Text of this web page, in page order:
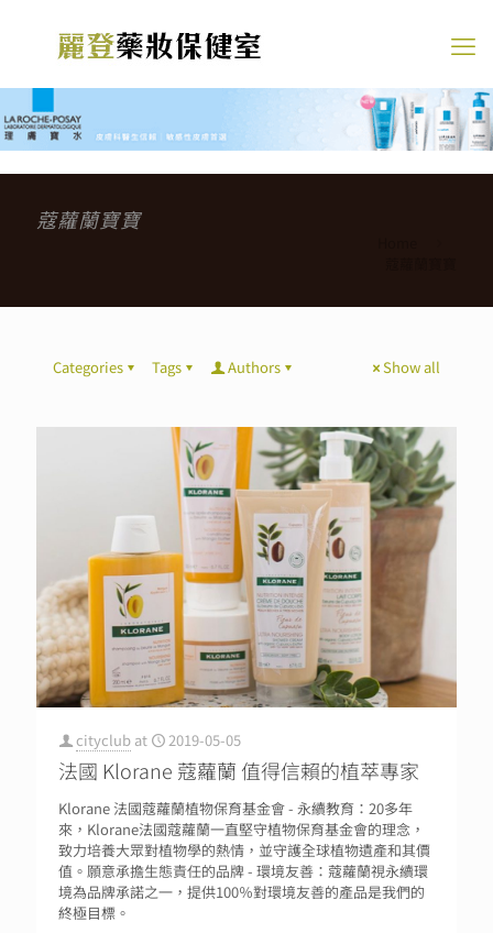
蔻蘿蘭寶寶
Categories Tags Authors Show all
cityclub at 2019-05-05
法國 Klorane 蔻蘿蘭 值得信賴的植萃專家
Klorane 法國蔻蘿蘭植物保育基金會 - 永續教育：20多年
來，Klorane法國蔻蘿蘭一直堅守植物保育基金會的理念，
致力培養大眾對植物學的熱情，並守護全球植物遺產和其價
值。願意承擔生態責任的品牌 - 環境友善：蔻蘿蘭視永續環
境為品牌承諾之一，提供100％對環境友善的產品是我們的
終極目標。